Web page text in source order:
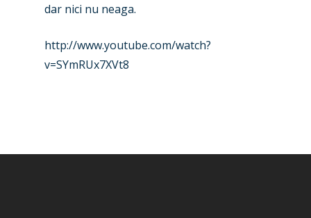
dar nici nu neaga.
http://www.youtube.com/watch?
v=SYmRUx7XVt8